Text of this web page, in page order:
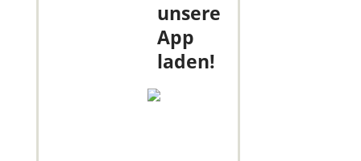
unsere
App
laden!